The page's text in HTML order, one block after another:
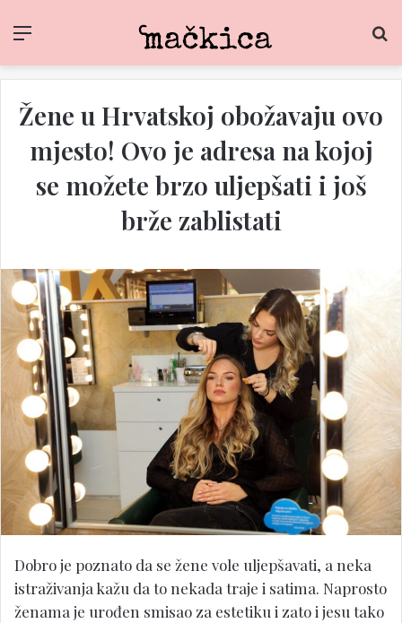
Žene u Hrvatskoj obožavaju ovo
mjesto! Ovo je adresa na kojoj
se možete brzo uljepšati i još
brže zablistati
Dobro je poznato da se žene vole uljepšavati, a neka
istraživanja kažu da to nekada traje i satima. Naprosto
ženama je urođen smisao za estetiku i zato i jesu tako